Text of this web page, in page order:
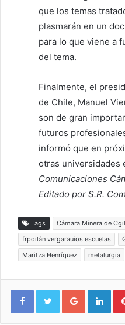
que los temas
plasmarán en un
para lo que viene a
del tema.
Finalmente, el
de Chile, Manuel
son de gran
futuros
informó que en
otras universidades
Comunicaciones
Editado por S.R.
Tags Cámara Minera de
frpoilán vergarauios escuelas
Maritza Henríquez
metalurgia
Google+ LinkedIn